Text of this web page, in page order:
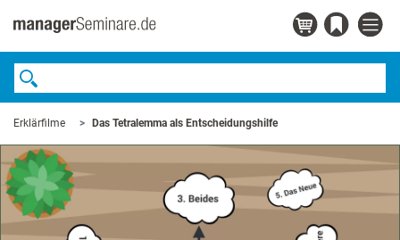
Erklärfilme Das Tetralemma als Entscheidungshilfe